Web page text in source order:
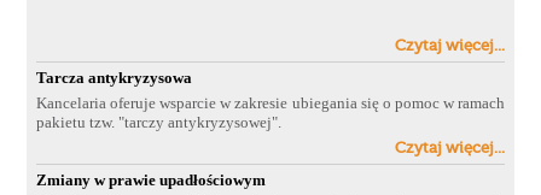
Czytaj więcej...
Tarcza antykryzysowa
Kancelaria oferuje wsparcie w zakresie ubiegania się o pomoc w ramach
pakietu tzw. "tarczy antykryzysowej".
Czytaj więcej...
Zmiany w prawie upadłościowym